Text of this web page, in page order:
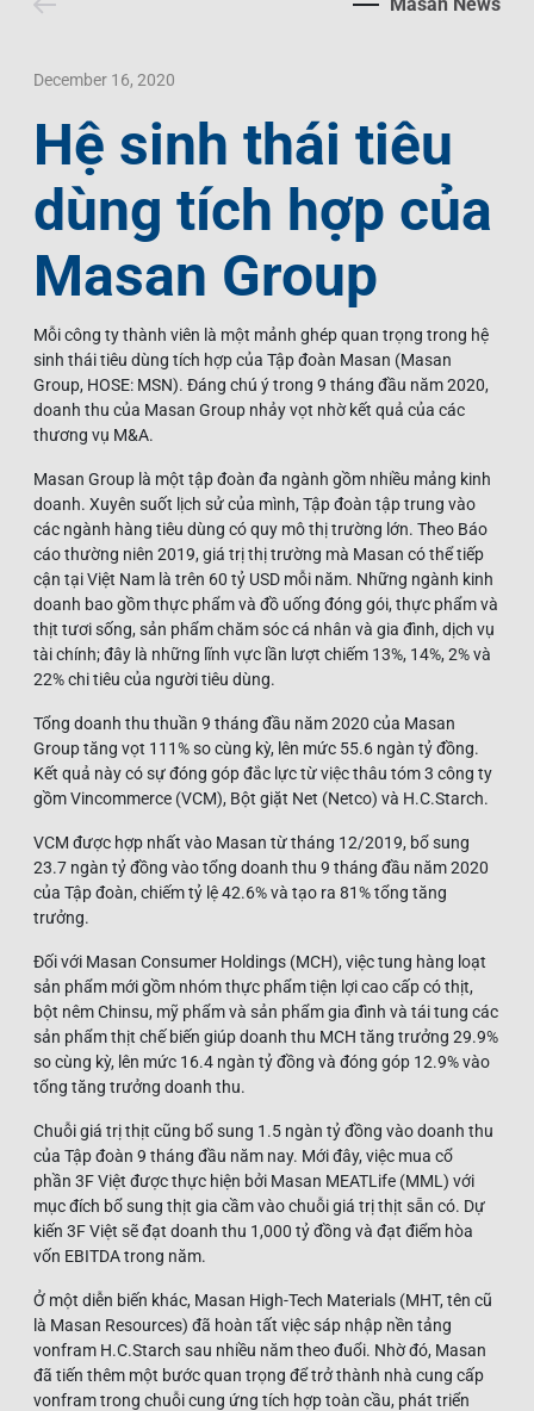
Invest In Vietnam
Press Releases
Language
EN
VI
December 16, 2020
Hệ sinh thái tiêu
dùng tích hợp của
Masan Group
Mỗi công ty thành viên là một mảnh ghép quan trọng trong hệ
sinh thái tiêu dùng tích hợp của Tập đoàn Masan (Masan
Group, HOSE: MSN). Đáng chú ý trong 9 tháng đầu năm 2020,
doanh thu của Masan Group nhảy vọt nhờ kết quả của các
thương vụ M&A.
Masan Group là một tập đoàn đa ngành gồm nhiều mảng kinh
doanh. Xuyên suốt lịch sử của mình, Tập đoàn tập trung vào
các ngành hàng tiêu dùng có quy mô thị trường lớn. Theo Báo
cáo thường niên 2019, giá trị thị trường mà Masan có thể tiếp
cận tại Việt Nam là trên 60 tỷ USD mỗi năm. Những ngành kinh
doanh bao gồm thực phẩm và đồ uống đóng gói, thực phẩm và
thịt tươi sống, sản phẩm chăm sóc cá nhân và gia đình, dịch vụ
tài chính; đây là những lĩnh vực lần lượt chiếm 13%, 14%, 2% và
22% chi tiêu của người tiêu dùng.
Tổng doanh thu thuần 9 tháng đầu năm 2020 của Masan
Group tăng vọt 111% so cùng kỳ, lên mức 55.6 ngàn tỷ đồng.
Kết quả này có sự đóng góp đắc lực từ việc thâu tóm 3 công ty
gồm Vincommerce (VCM), Bột giặt Net (Netco) và H.C.Starch.
VCM được hợp nhất vào Masan từ tháng 12/2019, bổ sung
23.7 ngàn tỷ đồng vào tổng doanh thu 9 tháng đầu năm 2020
của Tập đoàn, chiếm tỷ lệ 42.6% và tạo ra 81% tổng tăng
trưởng.
Đối với Masan Consumer Holdings (MCH), việc tung hàng loạt
sản phẩm mới gồm nhóm thực phẩm tiện lợi cao cấp có thịt,
bột nêm Chinsu, mỹ phẩm và sản phẩm gia đình và tái tung các
sản phẩm thịt chế biến giúp doanh thu MCH tăng trưởng 29.9%
so cùng kỳ, lên mức 16.4 ngàn tỷ đồng và đóng góp 12.9% vào
tổng tăng trưởng doanh thu.
Chuỗi giá trị thịt cũng bổ sung 1.5 ngàn tỷ đồng vào doanh thu
của Tập đoàn 9 tháng đầu năm nay. Mới đây, việc mua cổ
phần 3F Việt được thực hiện bởi Masan MEATLife (MML) với
mục đích bổ sung thịt gia cầm vào chuỗi giá trị thịt sẵn có. Dự
kiến 3F Việt sẽ đạt doanh thu 1,000 tỷ đồng và đạt điểm hòa
vốn EBITDA trong năm.
Ở một diễn biến khác, Masan High-Tech Materials (MHT, tên cũ
là Masan Resources) đã hoàn tất việc sáp nhập nền tảng
vonfram H.C.Starch sau nhiều năm theo đuổi. Nhờ đó, Masan
đã tiến thêm một bước quan trọng để trở thành nhà cung cấp
vonfram trong chuỗi cung ứng tích hợp toàn cầu, phát triển